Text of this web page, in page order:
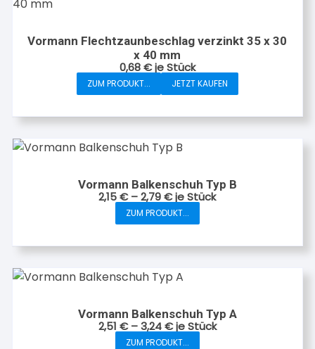
Vormann Flechtzaunbeschlag verzinkt 35 x 30
x 40 mm
0,68€je Stück
ZUM PRODUKT... JETZT KAUFEN
Vormann Balkenschuh Typ B
2,15€–2,79€je Stück
ZUM PRODUKT...
Dieses
weist
mehrere
Varianten
Die
Optionen
Vormann Balkenschuh Typ A
2,51 €–3,24€je Stück
ZUM PRODUKT...